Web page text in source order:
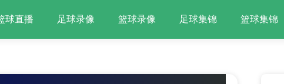
球直播 足球录像 篮球录像 足球集锦 篮球集锦